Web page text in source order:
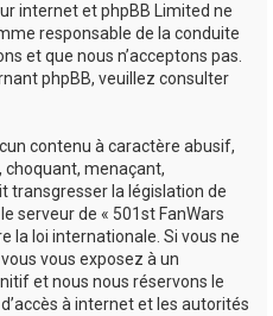
internet et phpBB Limited ne
responsable de la conduite
et que nous n’acceptons pas.
phpBB, veuillez consulter
contenu à caractère abusif,
menaçant,
transgresser la législation de
serveur de « 501st FanWars
la loi internationale. Si vous ne
vous exposez à un
et nous nous réservons le
à internet et les autorités